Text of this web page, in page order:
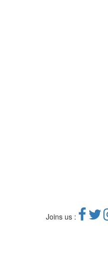
Joins us :